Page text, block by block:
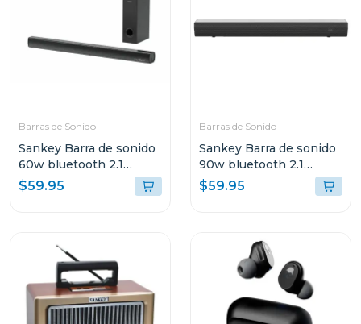
Barras de Sonido
Sankey Barra de sonido
60w bluetooth 2.1
canales + subwoofer
hmt66
$59.95
Barras de Sonido
Sankey Barra de sonido
90w bluetooth 2.1
canales + subwoofer
hmt83
$59.95